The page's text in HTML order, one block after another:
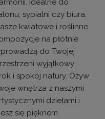
Idealne do
sypialni czy biura.
kwiatowe i roślinne
na płótnie
do Twojej
wyjątkowy
i spokój natury. Ożyw
wnętrza z naszymi
dziełami i
się pięknem